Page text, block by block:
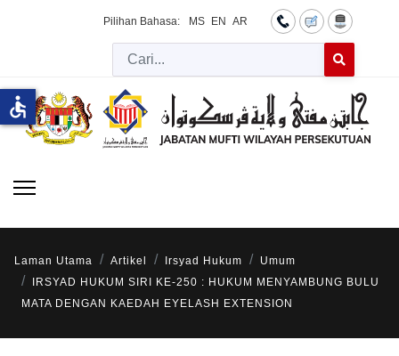
Pilihan Bahasa: MS EN AR
Cari
Laman Utama Artikel Irsyad Hukum
Umum
IRSYAD HUKUM SIRI KE-250 : HUKUM MENYAMBUNG BULU
MATA DENGAN KAEDAH EYELASH EXTENSION
accessible